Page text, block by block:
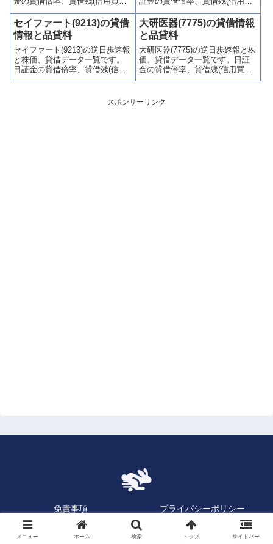
残、信用売残)、品貸料(逆日
歩)、東証の週末残高、規制(注意
喚起・申込停止)など、空売り関
連情報を集計し、図解でわかり
やすくまとめて掲載していま
す。
残、信用売残)、品貸料(逆日
歩)、東証の週末残高、規制(注意
喚起・申込停止)など、空売り関
連情報を集計し、図解でわかり
やすくまとめて掲載していま
す。
セイファート(9213)の貸借
情報と品貸料
セイファート(9213)の逆日歩速報
と株価、貸借データ一覧です。
日証金の貸借倍率、貸借残(信用
買残、信用売残)、品貸料(逆日
喚起・申込停止)など、空売り関
連情報を集計し、図解でわかり
大研医器(7775)の貸借情報
と品貸料
大研医器(7775)の逆日歩速報と株
価、貸借データ一覧です。日証
金の貸借倍率、貸借残(信用買
残、信用売残)、品貸料(逆日
喚起・申込停止)など、空売り関
連情報を集計し、図解でわかり
スポンサーリンク
免責事項
プライバシーポリシー
お問い合わせ
メニュー ホーム 検索 トップ サイドバー